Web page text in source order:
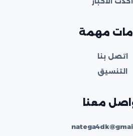
مهمة
اتصل بنا
التنسيق
معنا